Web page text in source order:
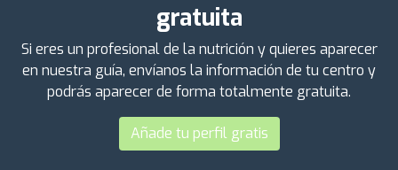
gratuita
Si eres un profesional de la nutrición y quieres aparecer
en nuestra guía, envíanos la información de tu centro y
podrás aparecer de forma totalmente gratuita.
Añade tu perfil gratis